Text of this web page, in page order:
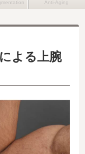
よる上腕